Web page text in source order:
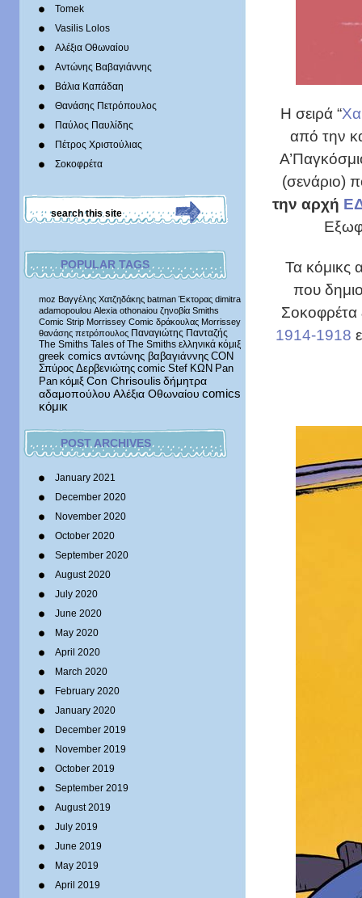
Tomek
Vasilis Lolos
Αλέξια Οθωναίου
Αντώνης Βαβαγιάννης
Βάλια Καπάδαη
Θανάσης Πετρόπουλος
Παύλος Παυλίδης
Πέτρος Χριστούλιας
Σοκοφρέτα
POPULAR TAGS
moz Βαγγέλης Χατζηδάκης batman Έκτορας dimitra
adamopoulou Alexia othonaiou ζηνοβία Smiths
Comic Strip Morrissey Comic δράκουλας Morrissey
θανάσης πετρόπουλος Παναγιώτης Πανταζής
The Smiths Tales of The Smiths ελληνικά κόμιξ
greek comics αντώνης βαβαγιάννης CON
Σπύρος Δερβενιώτης comic Stef ΚΩΝ Pan
Pan κόμιξ Con Chrisoulis δήμητρα
αδαμοπούλου Αλέξια Οθωναίου comics
κόμικ
POST ARCHIVES
January 2021
December 2020
November 2020
October 2020
September 2020
August 2020
July 2020
June 2020
May 2020
April 2020
March 2020
February 2020
January 2020
December 2019
November 2019
October 2019
September 2019
August 2019
July 2019
June 2019
May 2019
April 2019
Η σειρά “
από την
(σενάριο)
την αρχή
Τα κόμικς
που
Σοκοφρέτα
1914-1918